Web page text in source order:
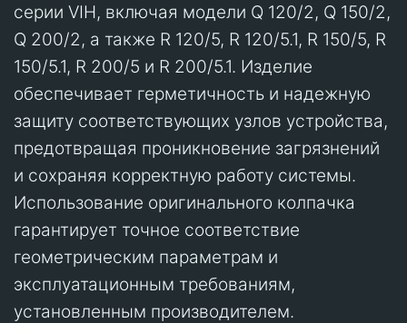
серии VIH, включая модели Q 120/2, Q 150/2,
Q 200/2, а также R 120/5, R 120/5.1, R 150/5, R
150/5.1, R 200/5 и R 200/5.1. Изделие
обеспечивает герметичность и надежную
защиту соответствующих узлов устройства,
предотвращая проникновение загрязнений
и сохраняя корректную работу системы.
Использование оригинального колпачка
гарантирует точное соответствие
геометрическим параметрам и
эксплуатационным требованиям,
установленным производителем.